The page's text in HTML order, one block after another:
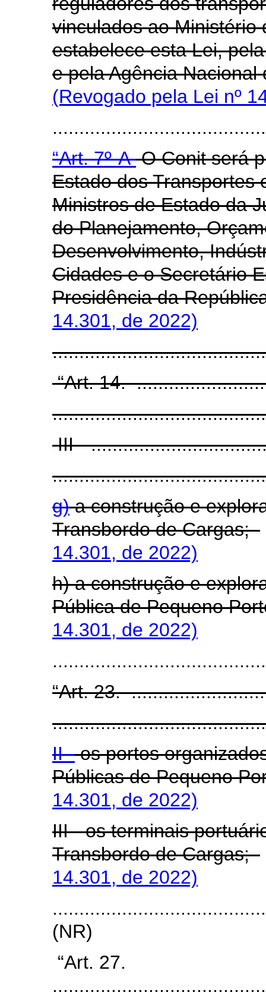
vinculados ao Ministério
estabelece esta Lei,
e pela Agência Nacional
(Revogado pela Lei nº
“Art. 7º-AO Conit será
Estado dos Transportes
Ministros de Estado da
do Planejamento,
Desenvolvimento,
Cidades e o Secretário
Presidência da
14.301, de 2022)
“Art. 14.
III -
g)a construção e
Transbordo de Cargas;
14.301, de 2022)
h) a construção e
Pública de Pequeno
14.301, de 2022)
“Art. 23.
II -os portos
Públicas de Pequeno
14.301, de 2022)
III - os terminais
Transbordo de Cargas;
14.301, de 2022)
(NR)
“Art. 27.